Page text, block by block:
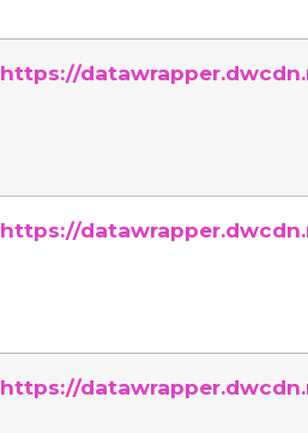
https://
https://
https://